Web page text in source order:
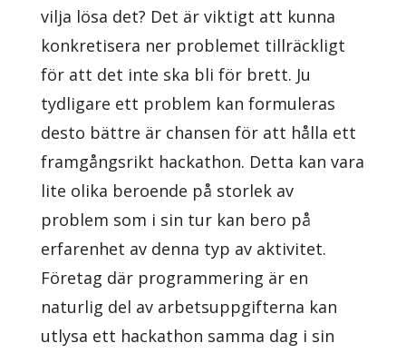
vilja lösa det? Det är viktigt att kunna
konkretisera ner problemet tillräckligt
för att det inte ska bli för brett. Ju
tydligare ett problem kan formuleras
desto bättre är chansen för att hålla ett
framgångsrikt hackathon. Detta kan vara
lite olika beroende på storlek av
problem som i sin tur kan bero på
erfarenhet av denna typ av aktivitet.
Företag där programmering är en
naturlig del av arbetsuppgifterna kan
utlysa ett hackathon samma dag i sin